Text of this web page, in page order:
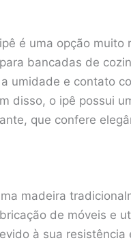
é uma opção muito
bancadas de
umidade e contato
disso, o ipê possui
que confere
madeira
de móveis e
à sua resistência